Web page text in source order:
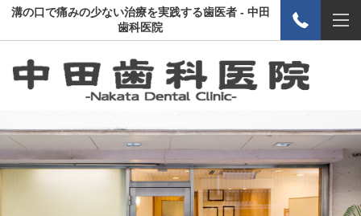
溝の口で痛みの少ない治療を実践する歯医者 - 中田
歯科医院